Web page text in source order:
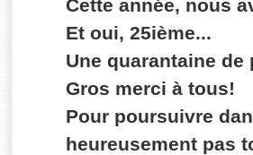
Cette année, nous
Et oui, 25ième...
Une quarantaine
Gros merci à tous!
Pour poursuivre
heureusement pas